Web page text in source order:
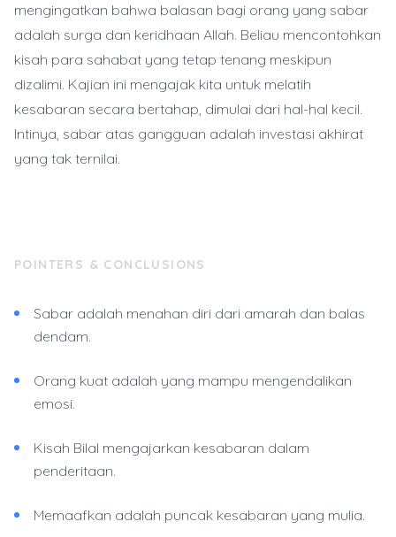
mengingatkan bahwa balasan bagi orang yang sabar
adalah surga dan keridhaan Allah. Beliau mencontohkan
kisah para sahabat yang tetap tenang meskipun
dizalimi. Kajian ini mengajak kita untuk melatih
kesabaran secara bertahap, dimulai dari hal-hal kecil.
Intinya, sabar atas gangguan adalah investasi akhirat
yang tak ternilai.
POINTERS & CONCLUSIONS
Sabar adalah menahan diri dari amarah dan balas
dendam.
Orang kuat adalah yang mampu mengendalikan
emosi.
Kisah Bilal mengajarkan kesabaran dalam
penderitaan.
Memaafkan adalah puncak kesabaran yang mulia.